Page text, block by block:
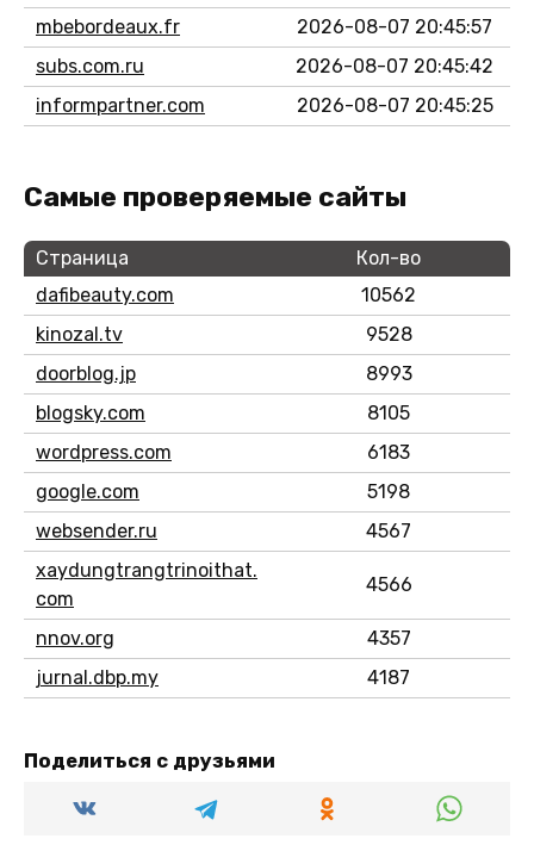
mbebordeaux.fr
2026-08-07 20:45:57
subs.com.ru
2026-08-07 20:45:42
informpartner.com
2026-08-07 20:45:25
Самые проверяемые сайты
Страница
Кол-во
dafibeauty.com
10562
kinozal.tv
9528
doorblog.jp
8993
blogsky.com
8105
wordpress.com
6183
google.com
5198
websender.ru
4567
xaydungtrangtrinoithat.
com
4566
nnov.org
4357
jurnal.dbp.my
4187
Поделиться с друзьями